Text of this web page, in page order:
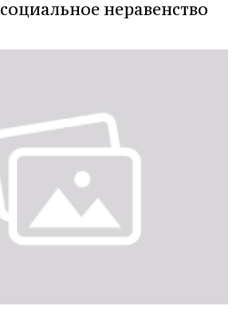
неравенство